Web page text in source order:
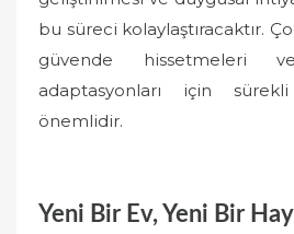
bu süreci kolaylaştıracaktır.
güvende hissetmeleri
adaptasyonları için
önemlidir.
Yeni Bir Ev, Yeni Bir